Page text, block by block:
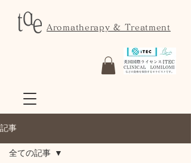
Aromatherapy & Treatment
記事
全ての記事